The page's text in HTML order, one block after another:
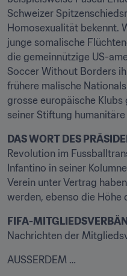
Schweizer
Homosexualität bekennt.
junge somalische
die gemeinnützige US-
Soccer Without Borders
frühere malische
grosse europäische
seiner Stiftung humanitäre
DAS WORT DES
Revolution im
Infantino in seiner
Verein unter Vertrag
werden, ebenso die Höhe
FIFA-
Nachrichten der
AUSSERDEM …